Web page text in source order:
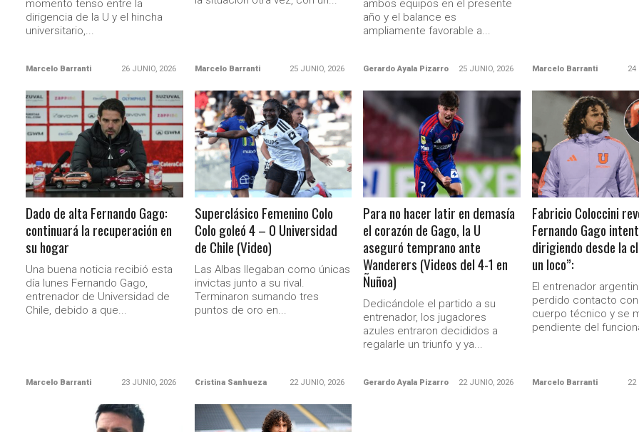
momento tenso entre la
dirigencia de la U y el hincha
universitario,...
Marcelo Barranti 26 JUNIO, 2026 Marcelo Barranti 25 JUNIO, 2026
ambos equipos en el presente
año y el balance es
ampliamente favorable a...
Gerardo Ayala Pizarro 25 JUNIO, 2026 Marcelo Barranti 24
LEER MÁS
Dado de alta Fernando Gago:
continuará la recuperación en
su hogar
Una buena noticia recibió esta
día lunes Fernando Gago,
entrenador de Universidad de
Chile, debido a que...
Marcelo Barranti 23 JUNIO, 2026
LEER MÁS
Superclásico Femenino Colo
Colo goleó 4 – 0 Universidad
de Chile (Video)
Las Albas llegaban como únicas
invictas junto a su rival.
Terminaron sumando tres
puntos de oro en...
Cristina Sanhueza 22 JUNIO, 2026
LEER MÁS
Para no hacer latir en demasía
el corazón de Gago, la U
aseguró temprano ante
Wanderers (Videos del 4-1 en
Ñuñoa)
Dedicándole el partido a su
entrenador, los jugadores
azules entraron decididos a
regalarle un triunfo y ya...
Gerardo Ayala Pizarro 22 JUNIO, 2026
LEER MÁS
Fabricio Coloccini
Fernando Gago
dirigiendo desde la
un loco”:
El entrenador
perdido contacto
cuerpo técnico y se
pendiente del
Marcelo Barranti 22
Ministerio Secretaría